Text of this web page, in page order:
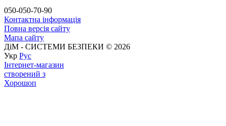
050-050-70-90
Контактна інформація
Повна версія сайту
Мапа сайту
ДіМ - СИСТЕМИ БЕЗПЕКИ © 2026
Укр Рус
Інтернет-магазин
створений з
Хорошоп